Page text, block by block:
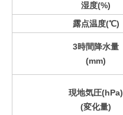
湿度(%)
露点温度(℃)
3時間降水量
(mm)
現地気圧(hPa)
(変化量)